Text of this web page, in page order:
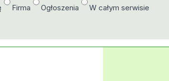
Firma Ogłoszenia W całym serwisie